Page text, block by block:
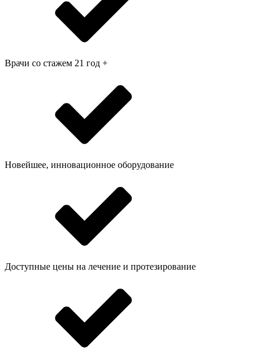
Врачи со стажем 21 год +
Новейшее, инновационное оборудование
Доступные цены на лечение и протезирование